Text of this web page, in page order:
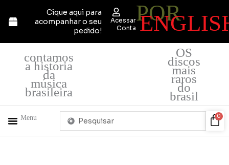
para
Cique aqui para
acompanhar o seu
pedido!
Acessar
Conta
POR
contamos
a história
da
música
brasileira
OS
discos
mais
raros
do
brasil
Menu
Pesquisar
0